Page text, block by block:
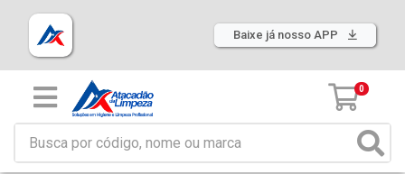
Baixe já nosso APP
0